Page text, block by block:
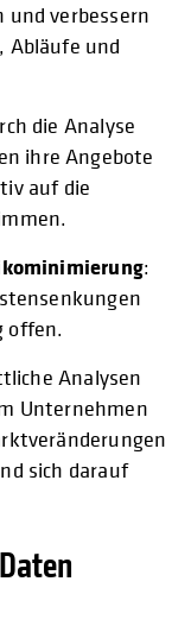
verbessern
Abläufe und
die Analyse
ihre Angebote
auf die
:
offen.
Analysen
Unternehmen
sich darauf